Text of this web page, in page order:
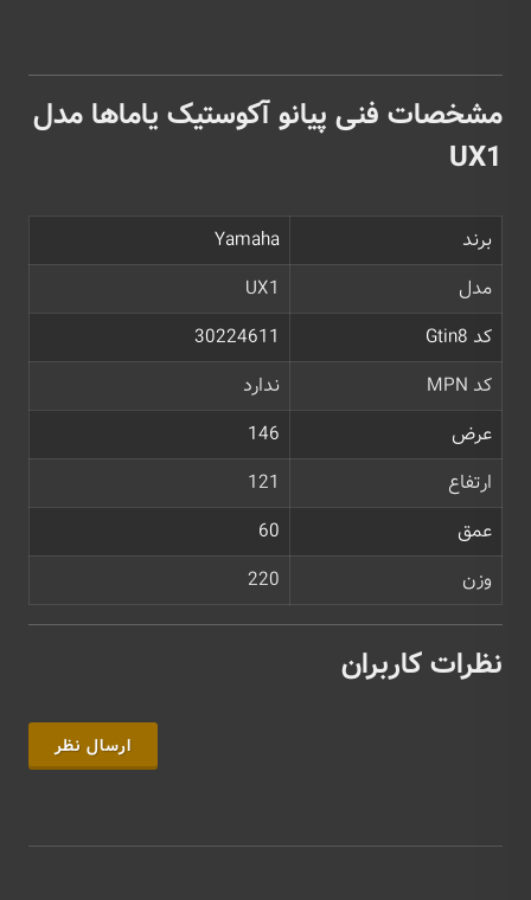
مشخصات فنی پیانو آکوستیک یاماها مدل
UX1
برند
Yamaha
مدل
UX1
کد Gtin8
30224611
کد MPN
ندارد
عرض
146
ارتفاع
121
عمق
60
وزن
220
نظرات کاربران
ارسال نظر